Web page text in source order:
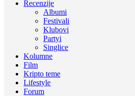
Recenzije
Albumi
Festivali
Klubovi
Partyi
Singlice
Kolumne
Film
Kripto teme
Lifestyle
Forum